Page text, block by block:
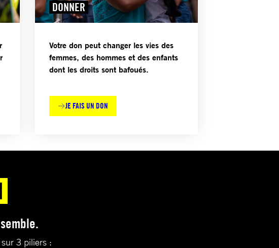
DONNER
Votre don peut changer les vies des
femmes, des hommes et des enfants
dont les droits sont bafoués.
JE FAIS UN DON
3 piliers :